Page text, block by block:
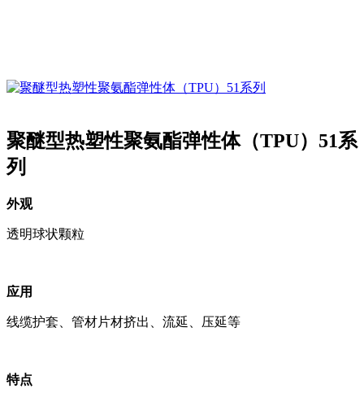
聚醚型热塑性聚氨酯弹性体（TPU）51系
列
外观
透明球状颗粒
应用
线缆护套、管材片材挤出、流延、压延等
特点